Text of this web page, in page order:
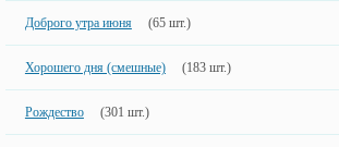
Доброго утра июня (65 шт.)
Хорошего дня (смешные) (183 шт.)
Рождество (301 шт.)